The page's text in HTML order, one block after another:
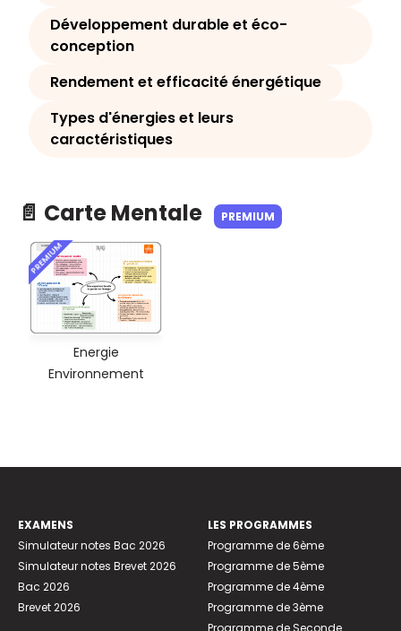
Développement durable et éco-
conception
Rendement et efficacité énergétique
Types d'énergies et leurs
caractéristiques
📄 Carte Mentale PREMIUM
PREMIUM
Energie
Environnement
EXAMENS
Simulateur notes Bac 2026
Simulateur notes Brevet 2026
Bac 2026
Brevet 2026
LES PROGRAMMES
Programme de 6ème
Programme de 5ème
Programme de 4ème
Programme de 3ème
Programme de Seconde